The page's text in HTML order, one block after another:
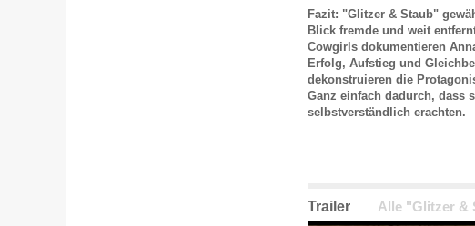
Fazit: "Glitzer & Staub"
Blick fremde und weit
Cowgirls dokumentieren
Erfolg, Aufstieg und
dekonstruieren die
Ganz einfach dadurch, dass
selbstverständlich erachten.
Trailer Alle "Glitzer &